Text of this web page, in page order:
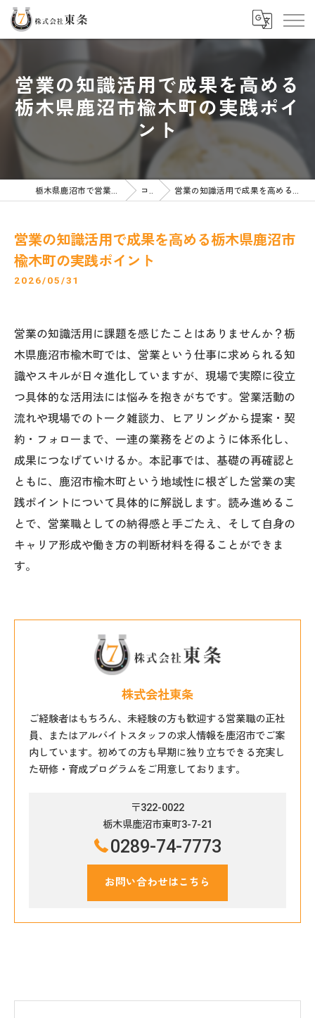
営業の知識活用で成果を高める
栃木県鹿沼市楡木町の実践ポイ
ント
栃木県鹿沼市で営業の求人なら株式会社東条 コラム 営業の知識活用で成果を高める栃木県鹿沼市楡木町の実践ポイント
営業の知識活用で成果を高める栃木県鹿沼市
楡木町の実践ポイント
2026/05/31
営業の知識活用に課題を感じたことはありませんか？栃
木県鹿沼市楡木町では、営業という仕事に求められる知
識やスキルが日々進化していますが、現場で実際に役立
つ具体的な活用法には悩みを抱きがちです。営業活動の
流れや現場でのトーク雑談力、ヒアリングから提案・契
約・フォローまで、一連の業務をどのように体系化し、
成果につなげていけるか。本記事では、基礎の再確認と
ともに、鹿沼市楡木町という地域性に根ざした営業の実
践ポイントについて具体的に解説します。読み進めるこ
とで、営業職としての納得感と手ごたえ、そして自身の
キャリア形成や働き方の判断材料を得ることができま
す。
株式会社東条
ご経験者はもちろん、未経験の方も歓迎する営業職の正社
員、またはアルバイトスタッフの求人情報を鹿沼市でご案
内しています。初めての方も早期に独り立ちできる充実し
た研修・育成プログラムをご用意しております。
〒322-0022
栃木県鹿沼市東町3-7-21
0289-74-7773
お問い合わせはこちら